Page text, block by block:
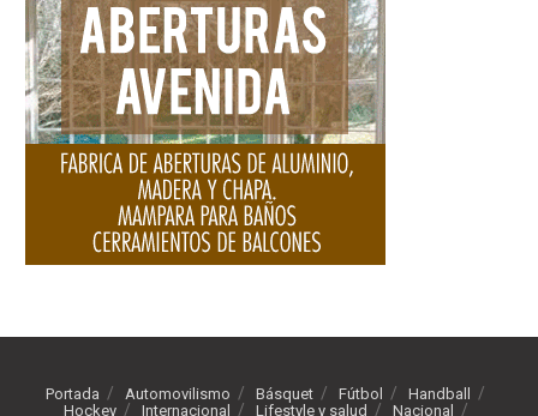
Portada Automovilismo Básquet Fútbol
Handball
Hockey
Internacional Lifestyle y salud Nacional